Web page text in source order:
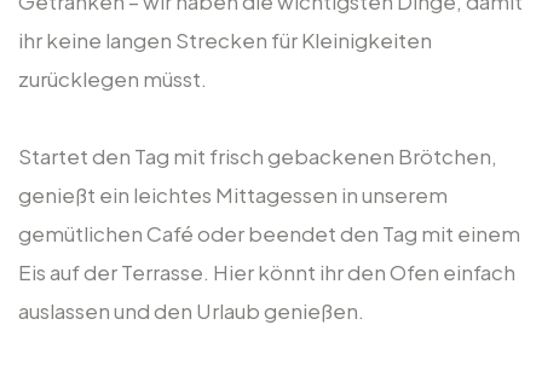
ihr keine langen Strecken für Kleinigkeiten
zurücklegen müsst.
Startet den Tag mit frisch gebackenen Brötchen,
genießt ein leichtes Mittagessen in unserem
gemütlichen Café oder beendet den Tag mit einem
Eis auf der Terrasse. Hier könnt ihr den Ofen einfach
auslassen und den Urlaub genießen.